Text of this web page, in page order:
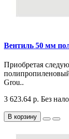
Вентиль 50 мм
Приобретая
Grou..
3 623.64 р. Без
В корзину